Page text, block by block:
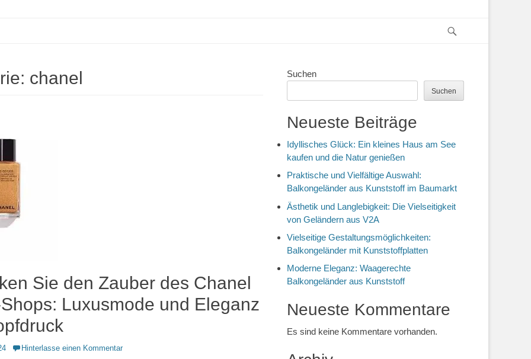
chanel
Sie den Zauber des Chanel
Luxusmode und Eleganz
Hinterlasse einen Kommentar
Suchen
Suchen
Neueste Beiträge
Idyllisches Glück: Ein kleines Haus am See
kaufen und die Natur genießen
Praktische und Vielfältige Auswahl:
Balkongeländer aus Kunststoff im Baumarkt
Ästhetik und Langlebigkeit: Die Vielseitigkeit
von Geländern aus V2A
Vielseitige Gestaltungsmöglichkeiten:
Balkongeländer mit Kunststoffplatten
Moderne Eleganz: Waagerechte
Balkongeländer aus Kunststoff
Neueste Kommentare
Es sind keine Kommentare vorhanden.